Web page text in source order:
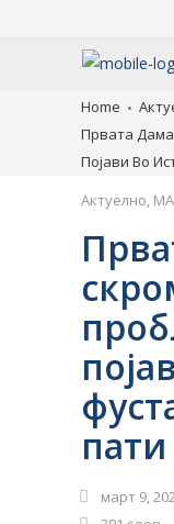
Home
Првата
Појави Во
Актуелно,
пати
март 9,